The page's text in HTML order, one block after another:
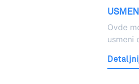
Ovde
usmeni